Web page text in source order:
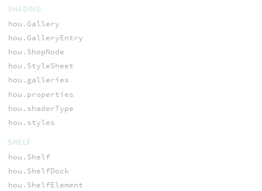
SHADING
hou.Gallery
hou.GalleryEntry
hou.ShopNode
hou.StyleSheet
hou.galleries
hou.properties
hou.shaderType
hou.styles
SHELF
hou.Shelf
hou.ShelfDock
hou.ShelfElement